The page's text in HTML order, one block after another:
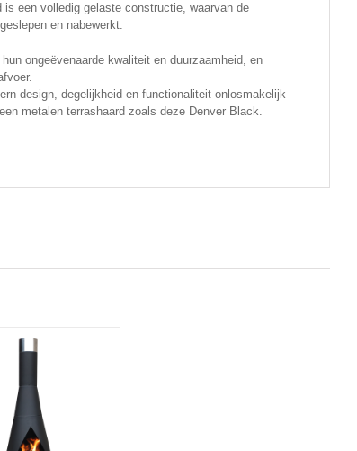
een volledig gelaste constructie, waarvan de
en nabewerkt.
ongeëvenaarde kwaliteit en duurzaamheid, en
design, degelijkheid en functionaliteit onlosmakelijk
metalen terrashaard zoals deze Denver Black.